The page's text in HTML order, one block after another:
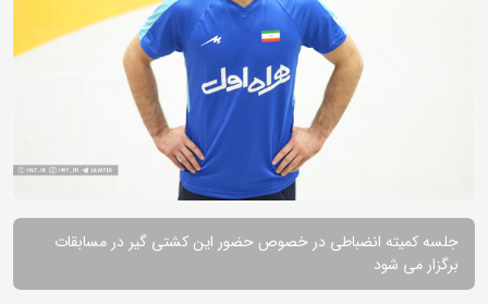
جلسه کمیته انضباطی در خصوص حضور این کشتی گیر در مسابقات
برگزار می شود